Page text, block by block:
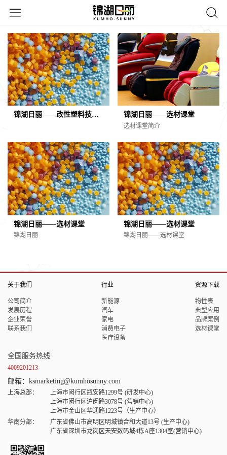
锦湖日丽——改性塑料技术与创新解决方案的领先者 锦湖日丽——选材课堂
选材课堂简介
锦湖日丽——选材课堂
锦湖日丽
锦湖日丽——选材课堂
锦湖日丽——选材课堂
关于我们
公司简介
发展历程
企业荣誉
联系我们
行业
新能源
汽车
家电
消费电子
医疗设备
资源下载
物性表
典型应用
品牌案例
选材课堂
全国服务热线
4009201213
邮箱：ksmarketing@kumhosunny.com
上海总部：
上海市闵行区瓶安路1299号 (研发中心)
上海市闵行区沪闵路3078号 (营销中心)
上海市金山区华通路1223号（生产中心）
华南分部：
广东省佛山市高明区明城镇合和大道13号 (生产中心)
广东省深圳市龙岗区天安数码城4栋A座1304室(营销中心)